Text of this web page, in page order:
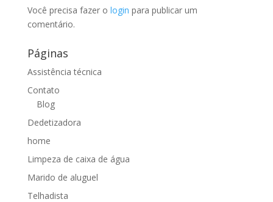
Você precisa fazer o login para publicar um
comentário.
Páginas
Assistência técnica
Contato
Blog
Dedetizadora
home
Limpeza de caixa de água
Marido de aluguel
Telhadista